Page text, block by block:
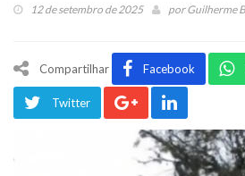
12 de setembro de 2025 porGuilherme
Compartilhar Facebook
Twitter